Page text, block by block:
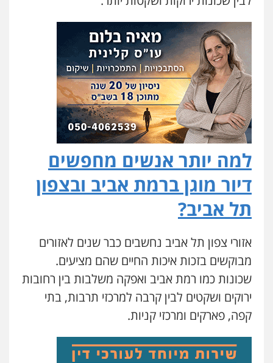
למה יותר אנשים מחפשים
דיור מוגן ברמת אביב ובצפון
תל אביב?
אזורי צפון תל אביב נחשבים כבר שנים לאזורים
מבוקשים בזכות איכות החיים שהם מציעים.
שכונות כמו רמת אביב ואפקה משלבות בין רחובות
ירוקים ושקטים לבין קרבה למרכזי תרבות, בתי
קפה, פארקים ומרכזי קניות.